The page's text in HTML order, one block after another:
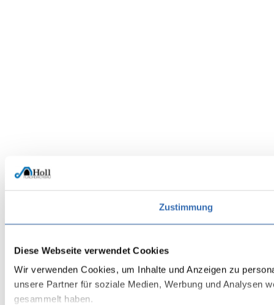
Zustimmung
Diese Webseite verwendet Cookies
Wir verwenden Cookies, um Inhalte und Anzeigen zu
unsere Partner für soziale Medien, Werbung und Analysen
gesammelt haben.